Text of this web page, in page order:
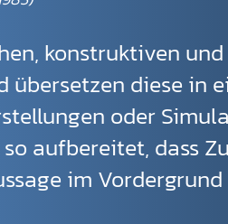
konstruktiven
übersetzen diese in
oder
aufbereitet, dass
im